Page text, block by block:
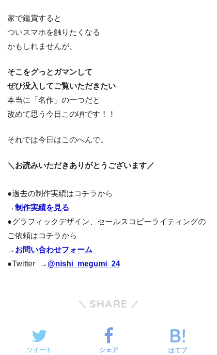
家で鑑賞すると
ついスマホを触りたくなる
かもしれませんが、
そこをグっとガマンして
ぜひ没入してご覧いただきたい
本当に「名作」の一つだと
改めて思う今日この頃です！！
それでは今日はこのへんで。
＼お読みいただきありがとうございます／
●過去の制作実績はコチラから
→制作実績を見る
●グラフィックデザイン、セールスコピーライティングの
ご依頼はコチラから
→ お問い合わせフォーム
●Twitter → @nishi_megumi_24
SHARE
ツイート シェア はてブ